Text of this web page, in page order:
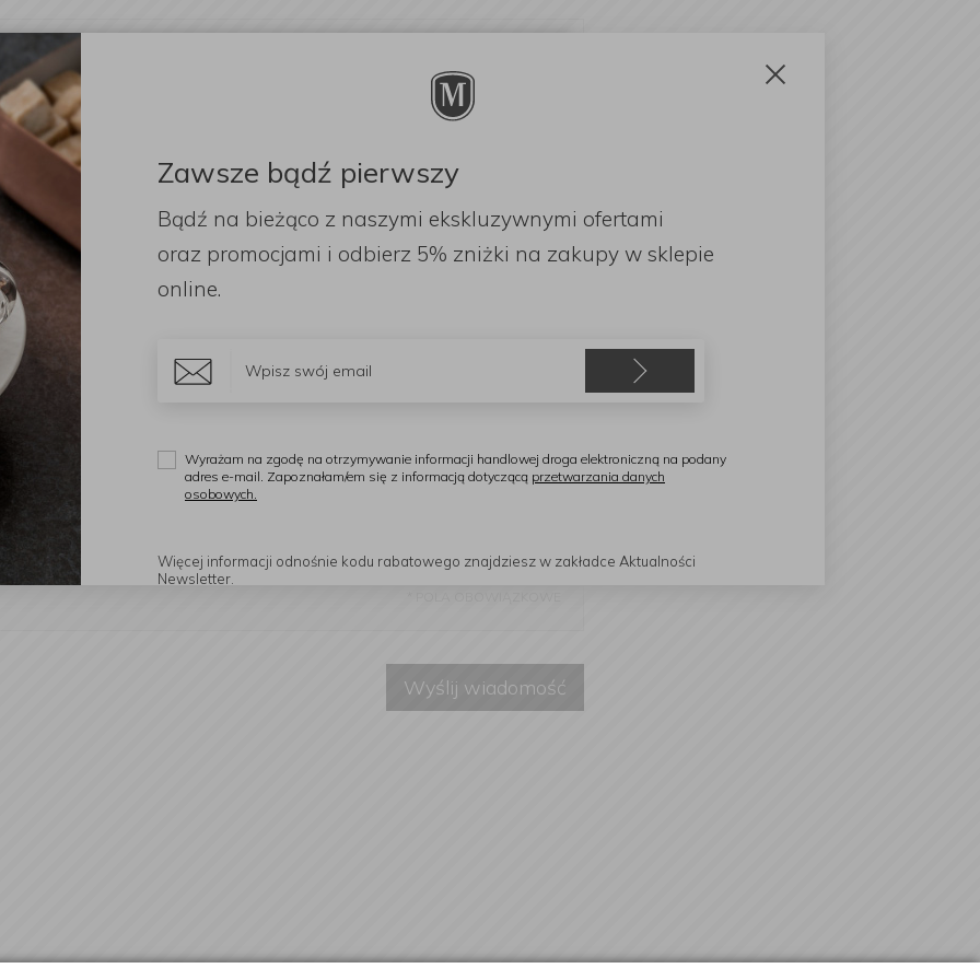
O PRODUKT:
DO KAWY PERFECTION 680L AUTOMATYCZNY
zgodę na przetwarzanie przez Firmę Handlową "Kowalik" K. Kowalik, D.
J. z siedzibą przy ul. Słowiańskiej 22, 64-100 Leszno moich danych
w celu udzielenia odpowiedzi na zadanie pytanie w formularzu "Zapytanie
Więcej informacji
Wyślij wiadomość
language?
that your browser language is not Polish. Would you like to
the English version of our website?
Stay here Switch to English
Zawsze bądź pierwszy
Bądź na bieżąco z naszymi ekskluzywnymi ofertami
oraz promocjami i odbierz 5% zniżki na zakupy w sklepie
online.
Wyrażam na zgodę na otrzymywanie informacji handlowej droga elektroniczną na podany
adres e-mail. Zapoznałam/em się z informacją dotyczącą przetwarzania danych
osobowych.
Więcej informacji odnośnie kodu rabatowego znajdziesz w zakładce Aktualności
Newsletter.